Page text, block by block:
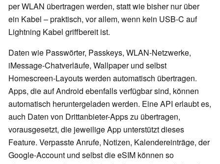
per WLAN übertragen werden, statt wie bisher nur über
ein Kabel – praktisch, vor allem, wenn kein USB-C auf
Lightning Kabel griffbereit ist.
Daten wie Passwörter, Passkeys, WLAN-Netzwerke,
iMessage-Chatverläufe, Wallpaper und selbst
Homescreen-Layouts werden automatisch übertragen.
Apps, die auf Android ebenfalls verfügbar sind, können
automatisch heruntergeladen werden. Eine API erlaubt es,
auch Daten von Drittanbieter-Apps zu übertragen,
vorausgesetzt, die jeweilige App unterstützt dieses
Feature. Verpasste Anrufe, Notizen, Kalendereinträge, der
Google-Account und selbst die eSIM können so